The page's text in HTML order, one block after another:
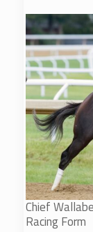
Chief
Racing Form